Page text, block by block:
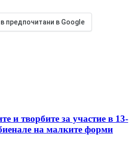
предпочитани в Google
и творбите за участие в 13-
на малките форми